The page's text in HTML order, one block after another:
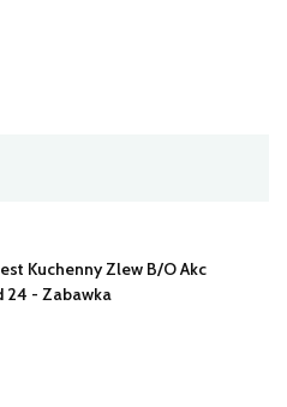
Kuchenny Zlew B/O Akc
24 - Zabawka